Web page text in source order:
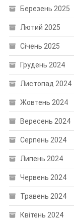
Березень 2025
Лютий 2025
Січень 2025
Грудень 2024
Листопад 2024
Жовтень 2024
Вересень 2024
Серпень 2024
Липень 2024
Червень 2024
Травень 2024
Квітень 2024